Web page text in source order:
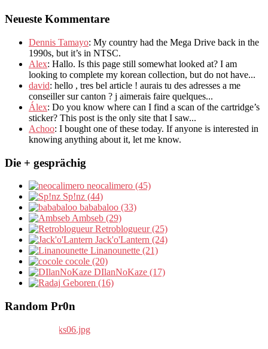
Neueste Kommentare
Dennis Tamayo: My country had the Mega Drive back in the
1990s, but it’s in NTSC.
Alex: Hallo. Is this page still somewhat looked at? I am
looking to complete my korean collection, but do not have...
david: hello , tres bel article ! aurais tu des adresses a me
conseiller sur canton ? j aimerais faire quelques...
Álex: Do you know where can I find a scan of the cartridge’s
sticker? This post is the only site that I saw...
Achoo: I bought one of these today. If anyone is interested in
knowing anything about it, let me know.
Die + gesprächig
neocalimero (45)
Sp!nz (44)
bababaloo (33)
Ambseb (29)
Retroblogueur (25)
Jack'o'Lantern (24)
Linanounette (21)
cocole (20)
DIlanNoKaze (17)
Geboren (16)
Random Pr0n